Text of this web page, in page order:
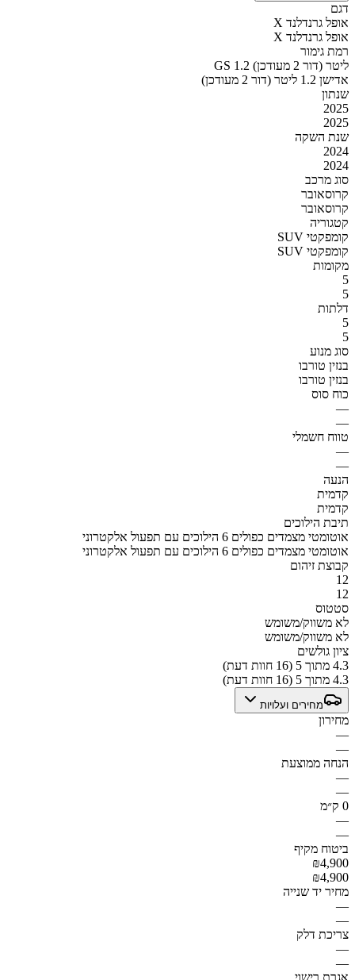
דגם
אופל גרנדלנד X
אופל גרנדלנד X
רמת גימור
GS 1.2 ליטר (דור 2 מעודכן)
אדישן 1.2 ליטר (דור 2 מעודכן)
שנתון
2025
2025
שנת השקה
2024
2024
סוג מרכב
קרוסאובר
קרוסאובר
קטגוריה
SUV קומפקטי
SUV קומפקטי
מקומות
5
5
דלתות
5
5
סוג מנוע
בנזין טורבו
בנזין טורבו
כוח סוס
—
—
טווח חשמלי
—
—
הנעה
קדמית
קדמית
תיבת הילוכים
אוטומטי מצמדים כפולים 6 הילוכים עם תפעול אלקטרוני
אוטומטי מצמדים כפולים 6 הילוכים עם תפעול אלקטרוני
קבוצת זיהום
12
12
סטטוס
לא משווק/משומש
לא משווק/משומש
ציון גולשים
4.3 מתוך 5 (16 חוות דעת)
4.3 מתוך 5 (16 חוות דעת)
מחירים ועלויות
מחירון
—
—
הנחה ממוצעת
—
—
0 ק״מ
—
—
ביטוח מקיף
₪4,900
₪4,900
מחיר יד שנייה
—
—
צריכת דלק
—
—
אגרת רישוי